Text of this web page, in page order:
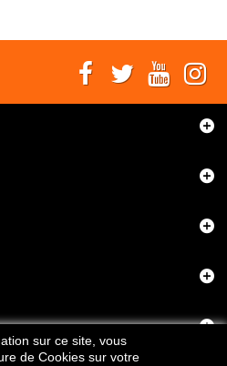
sur ce site, vous
de Cookies sur votre